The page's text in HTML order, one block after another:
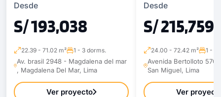
Desde
S/ 193,038
22.39 - 71.02 m² 1 - 3 dorms.
Av. brasil 2948 - Magdalena del mar
, Magdalena Del Mar, Lima
Ver proyecto
Desde
S/ 215,759
24.00 - 72.42 m² 1 - 3
Avenida Bertolloto 570.
San Miguel, Lima
Ver